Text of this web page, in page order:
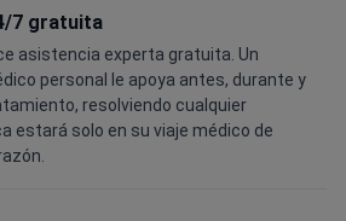
7 gratuita
asistencia experta gratuita. Un
personal le apoya antes, durante y
resolviendo cualquier
estará solo en su viaje médico de